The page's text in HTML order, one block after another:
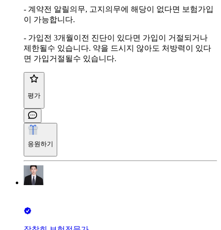
- 계약전 알릴의무, 고지의무에 해당이 없다면 보험가입
이 가능합니다.
- 가입전 3개월이전 진단이 있다면 가입이 거절되거나
제한될수 있습니다. 약을 드시지 않아도 처방력이 있다
면 가입거절될수 있습니다.
평가
응원하기